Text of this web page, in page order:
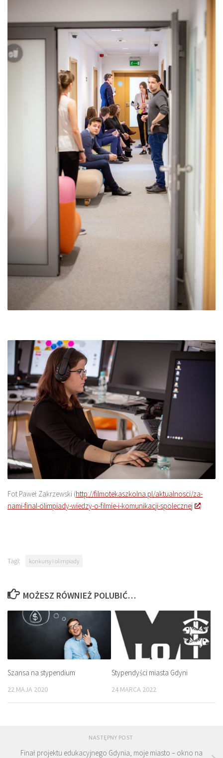
Fot Paweł Zakrzewski (http://filmotekaszkolna.pl/aktualnosci/za-
nami-final-olimpiady-wiedzy-o-filmie-i-komunikacji-spolecznej
)
Tagi: konkursy i olimpiady
MOŻESZ RÓWNIEŻ POLUBIĆ…
Szansa na stypendium
22 MAJA 2020
Stypendyści miasta Gdyni
24 MARCA 2022
NASTĘPNY POST
Finał projektu edukacyjnego Gdynia, moje miasto – okno na